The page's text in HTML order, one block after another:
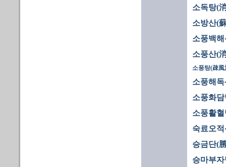
소독탕(
소방산(
소풍백
소풍산(
소풍탕(疎風
소풍해
소풍화
소풍활
숙료오
승금단(
승마부